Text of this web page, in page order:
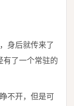
身后就传来了
有了一个常驻的
不开，但是可